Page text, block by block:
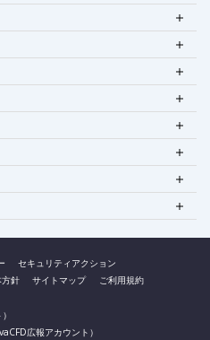
セキュリティアクション
針 サイトマップ
ご利用規約
広報アカウント）